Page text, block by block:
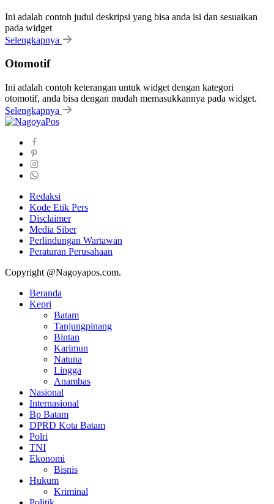
Ini adalah contoh judul deskripsi yang bisa anda isi dan sesuaikan
pada widget
Selengkapnya
Otomotif
Ini adalah contoh keterangan untuk widget dengan kategori
otomotif, anda bisa dengan mudah memasukkannya pada widget.
Selengkapnya
Redaksi
Kode Etik Pers
Disclaimer
Media Siber
Perlindungan Wartawan
Peraturan Perusahaan
Copyright @Nagoyapos.com.
Beranda
Kepri
Batam
Tanjungpinang
Bintan
Karimun
Natuna
Lingga
Anambas
Nasional
Internasional
Bp Batam
DPRD Kota Batam
Polri
TNI
Ekonomi
Bisnis
Hukum
Kriminal